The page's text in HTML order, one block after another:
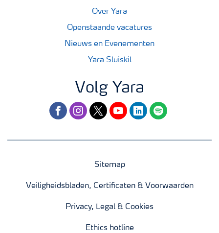
Over Yara
Openstaande vacatures
Nieuws en Evenementen
Yara Sluiskil
Volg Yara
facebookinstagram
twitteryoutubelinkedinspotify
Sitemap
Veiligheidsbladen, Certificaten & Voorwaarden
Privacy, Legal & Cookies
Ethics hotline